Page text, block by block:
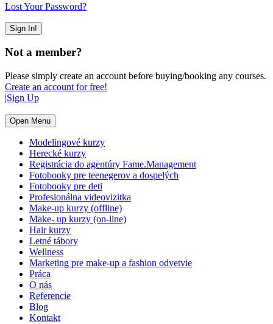
Lost Your Password?
Not a member?
Please simply create an account before buying/booking any courses.
Create an account for free!
|Sign Up
Open Menu
Modelingové kurzy
Herecké kurzy
Registrácia do agentúry Fame.Management
Fotobooky pre teenegerov a dospelých
Fotobooky pre deti
Profesionálna videovizitka
Make-up kurzy (offline)
Make- up kurzy (on-line)
Hair kurzy
Letné tábory
Wellness
Marketing pre make-up a fashion odvetvie
Práca
O nás
Referencie
Blog
Kontakt